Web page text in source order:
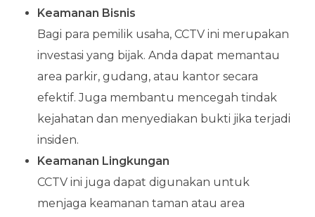
Keamanan Bisnis
Bagi para pemilik usaha, CCTV ini merupakan
investasi yang bijak. Anda dapat memantau
area parkir, gudang, atau kantor secara
efektif. Juga membantu mencegah tindak
kejahatan dan menyediakan bukti jika terjadi
insiden.
Keamanan Lingkungan
CCTV ini juga dapat digunakan untuk
menjaga keamanan taman atau area